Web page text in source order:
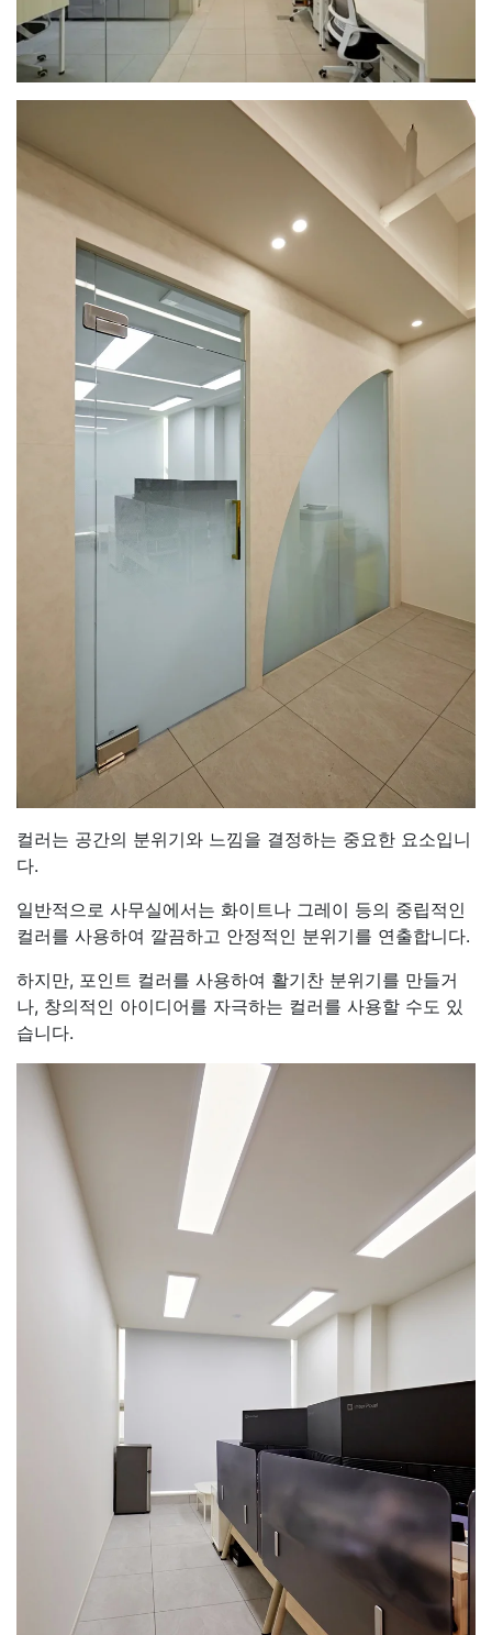
컬러는 공간의 분위기와 느낌을 결정하는 중요한 요소입니
다.
일반적으로 사무실에서는 화이트나 그레이 등의 중립적인
컬러를 사용하여 깔끔하고 안정적인 분위기를 연출합니다.
하지만, 포인트 컬러를 사용하여 활기찬 분위기를 만들거
나, 창의적인 아이디어를 자극하는 컬러를 사용할 수도 있
습니다.